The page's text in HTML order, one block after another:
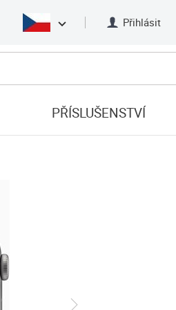
Přihlásit
PŘÍSLUŠENSTVÍ